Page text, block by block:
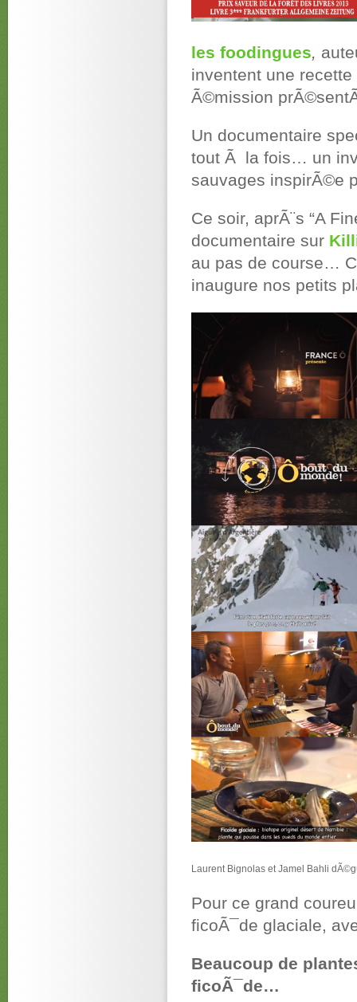
les foodingues,
inventent une
Ã©mission
Un documentaire
tout Ã la fois… un
sauvages inspirÃ©e
Ce soir, aprÃ¨s “A
documentaire sur
au pas de course…
inaugure nos petits
Laurent Bignolas et Jamel Bahli
Pour ce grand
ficoÃ¯de glaciale,
Beaucoup de
ficoÃ¯de…